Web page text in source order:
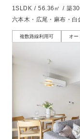
1SLDK / 56.36㎡ / 築
六本木・広尾・麻布・白
複数路線利用可 オー